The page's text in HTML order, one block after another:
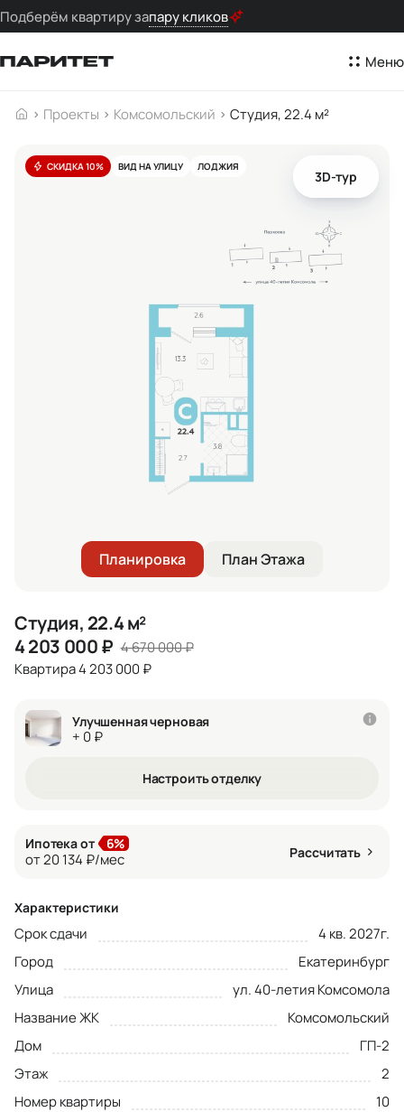
Подберём квартиру запару кликов
Меню
Проекты Комсомольский Студия, 22.4 м²
СКИДКА 10% ВИД НА УЛИЦУ ЛОДЖИЯ
Планировка План Этажа
3D-тур
Студия, 22.4 м²
4 203 000₽ 4 670 000₽
Квартира 4 203 000 ₽
Улучшенная черновая
+ 0 ₽
Настроить отделку
Ипотека от 6%
от 20 134 ₽/мес Рассчитать
Характеристики
Срок сдачи
4 кв. 2027г.
Город
Екатеринбург
Улица
ул. 40-летия Комсомола
Название ЖК
Комсомольский
Дом
ГП-2
Этаж
2
Номер квартиры
10